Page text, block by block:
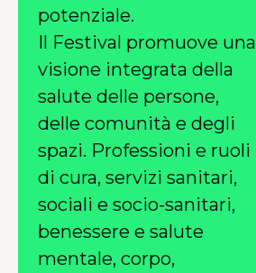
potenziale.
Il Festival promuove una
visione integrata della
salute delle persone,
delle comunità e degli
spazi. Professioni e ruoli
di cura, servizi sanitari,
sociali e socio-sanitari,
benessere e salute
mentale, corpo,